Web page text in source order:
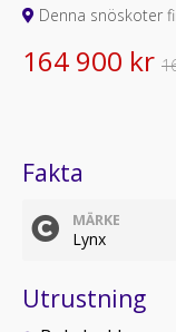
Denna snöskoter
164 900 kr
Fakta
MÄRKE
Lynx
Utrustning